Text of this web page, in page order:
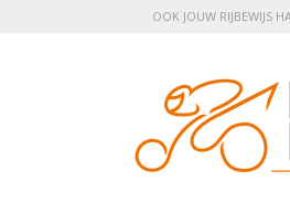
OOK JOUW RIJBEWIJS